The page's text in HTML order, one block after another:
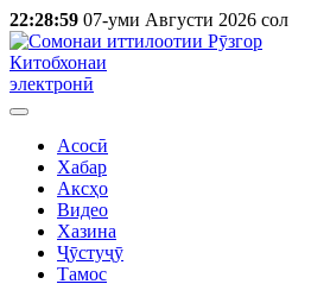
22:28:59 07-уми Августи 2026 сол
Китобхонаи
электронӣ
Асосӣ
Хабар
Аксҳо
Видео
Хазина
Ҷӯстуҷӯ
Тамос